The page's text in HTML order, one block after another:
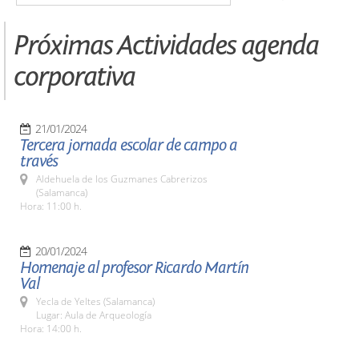
Próximas Actividades agenda
corporativa
21/01/2024
Tercera jornada escolar de campo a
través
Aldehuela de los Guzmanes Cabrerizos
(Salamanca)
Hora: 11:00 h.
20/01/2024
Homenaje al profesor Ricardo Martín
Val
Yecla de Yeltes (Salamanca)
Lugar: Aula de Arqueología
Hora: 14:00 h.